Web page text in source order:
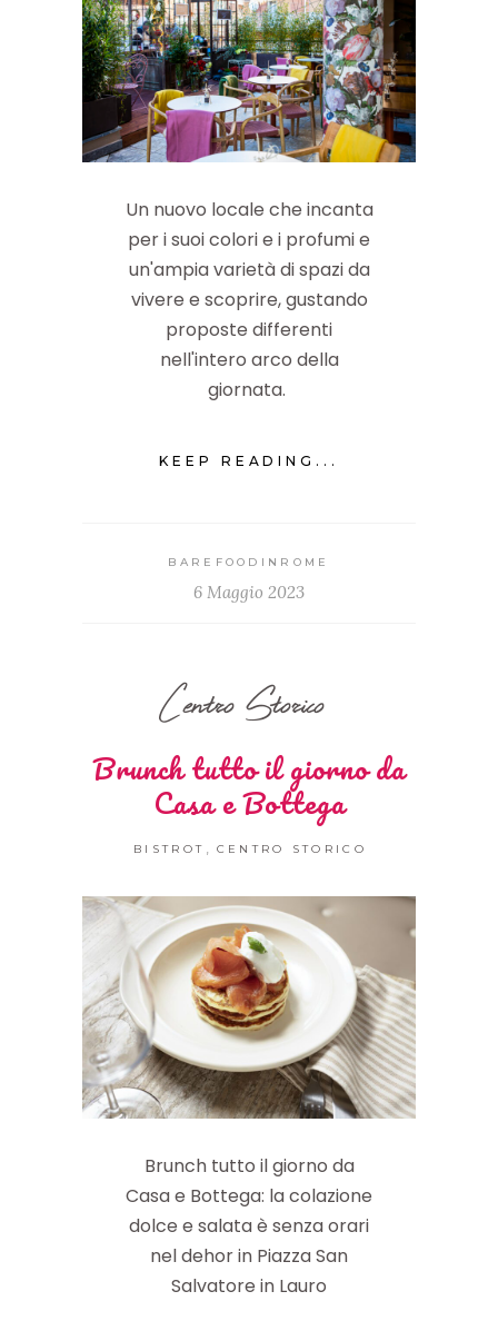
Un nuovo locale che incanta
per i suoi colori e i profumi e
un'ampia varietà di spazi da
vivere e scoprire, gustando
proposte differenti
nell'intero arco della
giornata.
KEEP READING...
BAREFOODINROME
6 Maggio 2023
Centro Storico
Brunch tutto il giorno da
Casa e Bottega
BISTROT CENTRO STORICO
Brunch tutto il giorno da
Casa e Bottega: la colazione
dolce e salata è senza orari
nel dehor in Piazza San
Salvatore in Lauro